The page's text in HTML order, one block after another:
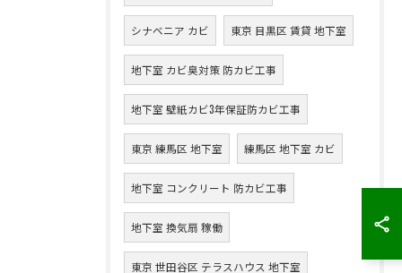
シナベニア カビ 東京 目黒区 賃貸 地下室
地下室 カビ臭対策 防カビ工事
地下室 壁紙カビ3年保証防カビ工事
東京 練馬区 地下室 練馬区 地下室 カビ
地下室 コンクリート 防カビ工事
地下室 換気扇 稼働
東京 世田谷区 テラスハウス 地下室